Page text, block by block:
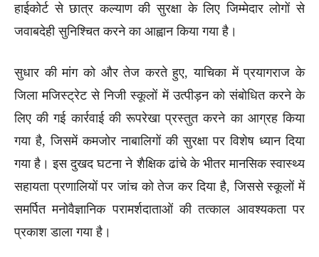
हाईकोर्ट से छात्र कल्याण की सुरक्षा के लिए जिम्मेदार लोगों से
जवाबदेही सुनिश्चित करने का आह्वान किया गया है।
सुधार की मांग को और तेज करते हुए, याचिका में प्रयागराज के
जिला मजिस्ट्रेट से निजी स्कूलों में उत्पीड़न को संबोधित करने के
लिए की गई कार्रवाई की रूपरेखा प्रस्तुत करने का आग्रह किया
गया है, जिसमें कमजोर नाबालिगों की सुरक्षा पर विशेष ध्यान दिया
गया है। इस दुखद घटना ने शैक्षिक ढांचे के भीतर मानसिक स्वास्थ्य
सहायता प्रणालियों पर जांच को तेज कर दिया है, जिससे स्कूलों में
समर्पित मनोवैज्ञानिक परामर्शदाताओं की तत्काल आवश्यकता पर
प्रकाश डाला गया है।